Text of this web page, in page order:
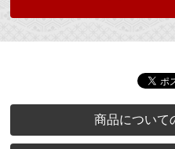
商品について